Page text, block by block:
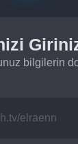
bilgilerin